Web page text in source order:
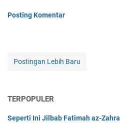
Posting Komentar
Postingan Lebih Baru
TERPOPULER
Seperti Ini Jilbab Fatimah az-